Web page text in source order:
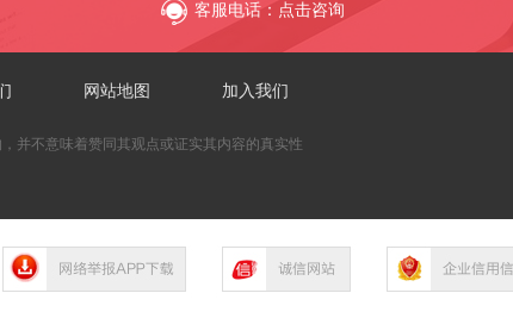
客服电话：点击咨询
网站地图 加入我们
并不意味着赞同其观点或证实其内容的真实性